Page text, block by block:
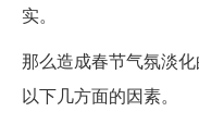
实。
那么造成春节气氛淡
以下几方面的因素。